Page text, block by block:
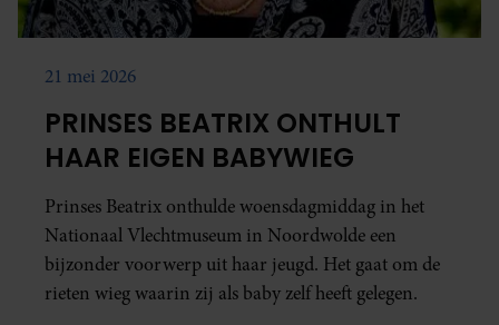
21 mei 2026
PRINSES BEATRIX ONTHULT
HAAR EIGEN BABYWIEG
Prinses Beatrix onthulde woensdagmiddag in het
Nationaal Vlechtmuseum in Noordwolde een
bijzonder voorwerp uit haar jeugd. Het gaat om de
rieten wieg waarin zij als baby zelf heeft gelegen.